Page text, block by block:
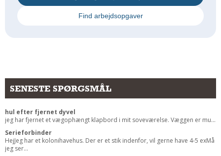
Find arbejdsopgaver
SENESTE SPØRGSMÅL
hul efter fjernet dyvel
jeg har fjernet et vægophængt klapbord i mit soveværelse. Væggen er mu...
Serieforbinder
HejJeg har et kolonihavehus. Der er et stik indenfor, vil gerne have 4-5 exMå
jeg ser...